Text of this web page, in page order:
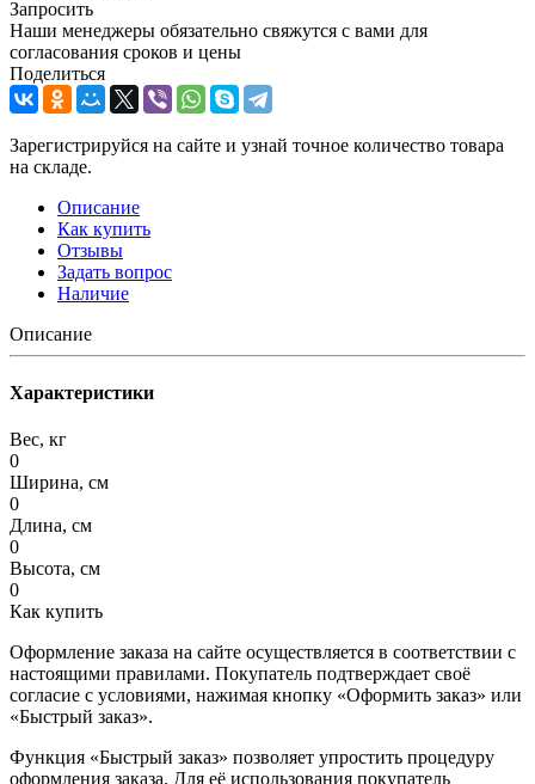
Запросить
Наши менеджеры обязательно свяжутся с вами для
согласования сроков и цены
Поделиться
Зарегистрируйся на сайте и узнай точное количество товара
на складе.
Описание
Как купить
Отзывы
Задать вопрос
Наличие
Описание
Характеристики
Вес, кг
0
Ширина, см
0
Длина, см
0
Высота, см
0
Как купить
Оформление заказа на сайте осуществляется в соответствии с
настоящими правилами. Покупатель подтверждает своё
согласие с условиями, нажимая кнопку «Оформить заказ» или
«Быстрый заказ».
Функция «Быстрый заказ» позволяет упростить процедуру
оформления заказа. Для её использования покупатель